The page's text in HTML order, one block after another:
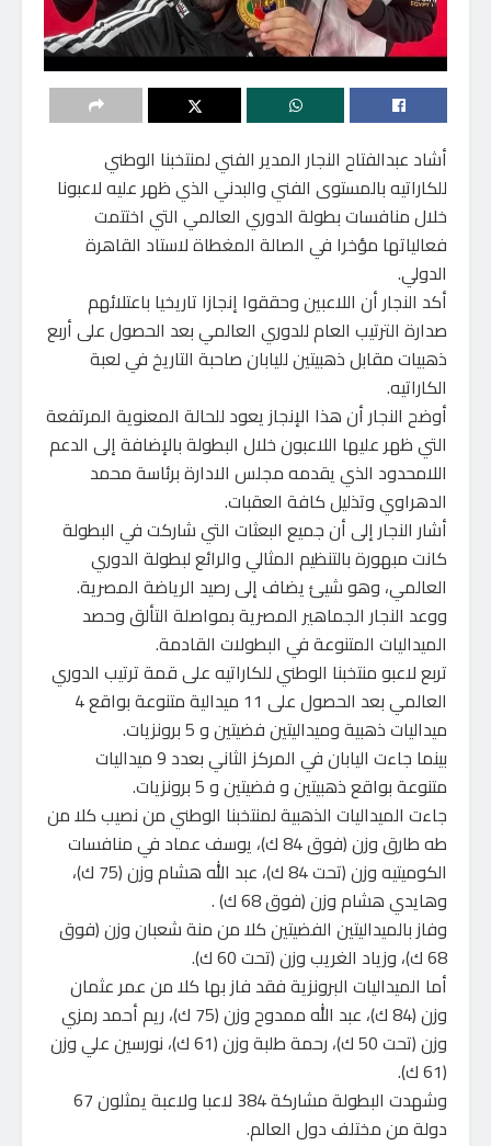
أشاد عبدالفتاح النجار المدير الفني لمنتخبنا الوطني
للكاراتيه بالمستوى الفني والبدني الذي ظهر عليه لاعبونا
خلال منافسات بطولة الدوري العالمي التي اختتمت
فعالياتها مؤخرا في الصالة المغطاة لاستاد القاهرة
الدولي.
أكد النجار أن اللاعبين وحققوا إنجازا تاريخيا باعتلائهم
صدارة الترتيب العام للدوري العالمي بعد الحصول على أربع
ذهبيات مقابل ذهبيتين لليابان صاحبة التاريخ في لعبة
الكاراتيه.
أوضح النجار أن هذا الإنجاز يعود للحالة المعنوية المرتفعة
التي ظهر عليها اللاعبون خلال البطولة بالإضافة إلى الدعم
اللامحدود الذي يقدمه مجلس الادارة برئاسة محمد
الدهراوي وتذليل كافة العقبات.
أشار النجار إلى أن جميع البعثات التي شاركت في البطولة
كانت مبهورة بالتنظيم المثالي والرائع لبطولة الدوري
العالمي، وهو شيئ يضاف إلى رصيد الرياضة المصرية.
ووعد النجار الجماهير المصرية بمواصلة التألق وحصد
الميداليات المتنوعة في البطولات القادمة.
تربع لاعبو منتخبنا الوطني للكاراتيه على قمة ترتيب الدوري
العالمي بعد الحصول على 11 ميدالية متنوعة بواقع 4
ميداليات ذهبية وميداليتين فضيتين و 5 برونزيات.
بينما جاءت اليابان في المركز الثاني بعدد 9 ميداليات
متنوعة بواقع ذهبيتين و فضيتين و 5 برونزيات.
جاءت الميداليات الذهبية لمنتخبنا الوطني من نصيب كلا من
طه طارق وزن (فوق 84 ك)، يوسف عماد في منافسات
الكوميتيه وزن (تحت 84 ك)، عبد الله هشام وزن (75 ك)،
وهايدي هشام وزن (فوق 68 ك) .
وفاز بالميداليتين الفضيتين كلا من منة شعبان وزن (فوق
68 ك)، وزياد الغريب وزن (تحت 60 ك).
أما الميداليات البرونزية فقد فاز بها كلا من عمر عثمان
وزن (84 ك)، عبد الله ممدوح وزن (75 ك)، ريم أحمد رمزي
وزن (تحت 50 ك)، رحمة طلبة وزن (61 ك)، نورسين علي وزن
(61 ك).
وشهدت البطولة مشاركة 384 لاعبا ولاعبة يمثلون 67
دولة من مختلف دول العالم.